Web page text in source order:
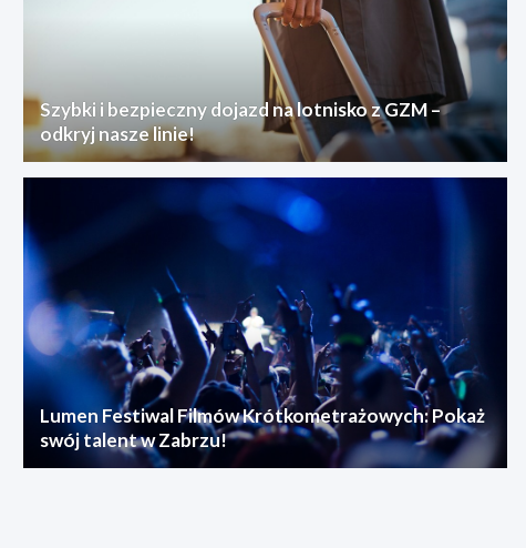
Szybki i bezpieczny dojazd na lotnisko z GZM –
odkryj nasze linie!
Lumen Festiwal Filmów Krótkometrażowych: Pokaż
swój talent w Zabrzu!